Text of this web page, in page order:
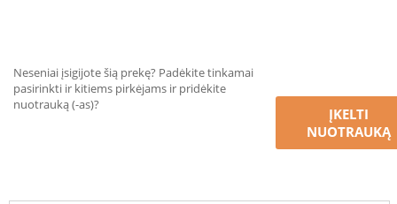
Neseniai įsigijote šią prekę? Padėkite tinkamai
pasirinkti ir kitiems pirkėjams ir pridėkite
nuotrauką (-as)?
ĮKELTI
NUOTRAUKĄ